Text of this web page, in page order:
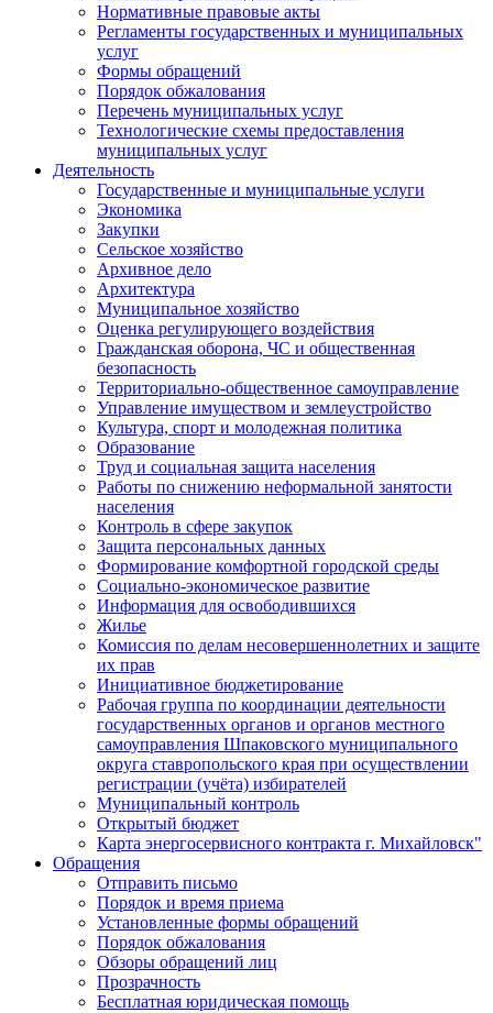
Нормативные правовые акты
Регламенты государственных и муниципальных
услуг
Формы обращений
Порядок обжалования
Перечень муниципальных услуг
Технологические схемы предоставления
муниципальных услуг
Деятельность
Государственные и муниципальные услуги
Экономика
Закупки
Сельское хозяйство
Архивное дело
Архитектура
Муниципальное хозяйство
Оценка регулирующего воздействия
Гражданская оборона, ЧС и общественная
безопасность
Территориально-общественное самоуправление
Управление имуществом и землеустройство
Культура, спорт и молодежная политика
Образование
Труд и социальная защита населения
Работы по снижению неформальной занятости
населения
Контроль в сфере закупок
Защита персональных данных
Формирование комфортной городской среды
Социально-экономическое развитие
Информация для освободившихся
Жилье
Комиссия по делам несовершеннолетних и защите
их прав
Инициативное бюджетирование
Рабочая группа по координации деятельности
государственных органов и органов местного
самоуправления Шпаковского муниципального
округа ставропольского края при осуществлении
регистрации (учёта) избирателей
Муниципальный контроль
Открытый бюджет
Карта энергосервисного контракта г. Михайловск"
Обращения
Отправить письмо
Порядок и время приема
Установленные формы обращений
Порядок обжалования
Обзоры обращений лиц
Прозрачность
Бесплатная юридическая помощь